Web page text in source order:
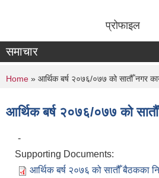
प्रोफाइल
समाचार
You are here
Home » आर्थिक बर्ष २०७६/०७७ को सातौँ नगर
आर्थिक बर्ष २०७६/०७७ को
-
Supporting Documents:
आर्थिक बर्ष २०७६ को सातौँ बैठकका